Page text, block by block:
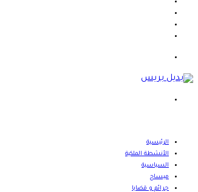
الرئيسية
الأنشطة الملكية
السياسية
ميساج
جرائم و قضايا